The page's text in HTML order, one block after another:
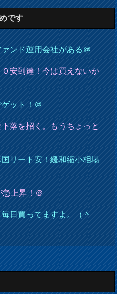
です
ンド運用会社がある＠
安到達！今は買えないか
ット！＠
落を招く。もうちょっと
リート安！緩和縮小相場
急上昇！＠
日買ってますよ。（＾